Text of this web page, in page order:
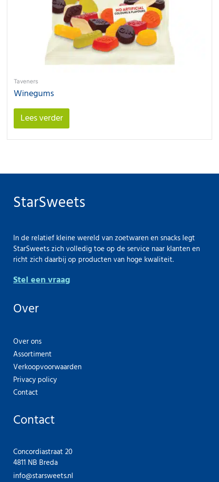
Taveners
Winegums
Lees verder
StarSweets
In de relatief kleine wereld van zoetwaren en snacks legt
StarSweets zich volledig toe op de service naar klanten en
richt zich daarbij op producten van hoge kwaliteit.
Stel een vraag
Over
Over ons
Assortiment
Verkoopvoorwaarden
Privacy policy
Contact
Contact
Concordiastraat 20
4811 NB Breda
info@starsweets.nl